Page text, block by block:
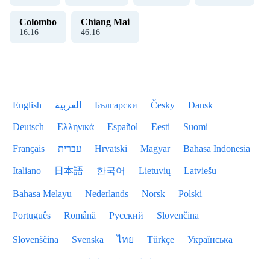
Colombo
16:16
Chiang Mai
46:16
English العربية Български Česky Dansk
Deutsch Ελληνικά Español Eesti Suomi
Français עברית Hrvatski Magyar Bahasa Indonesia
Italiano 日本語 한국어 Lietuvių Latviešu
Bahasa Melayu Nederlands Norsk Polski
Português Română Русский Slovenčina
Slovenščina Svenska ไทย Türkçe Українська